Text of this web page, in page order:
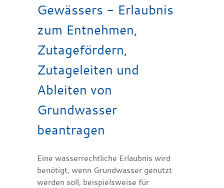
Gewässers - Erlaubnis
zum Entnehmen,
Zutagefördern,
Zutageleiten und
Ableiten von
Grundwasser
beantragen
Eine wasserrechtliche Erlaubnis wird
benötigt, wenn Grundwasser genutzt
werden soll, beispielsweise für